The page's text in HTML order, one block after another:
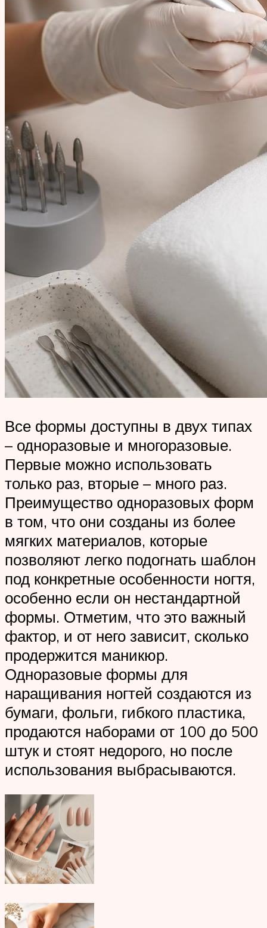
Все формы доступны в двух типах
– одноразовые и многоразовые.
Первые можно использовать
только раз, вторые – много раз.
Преимущество одноразовых форм
в том, что они созданы из более
мягких материалов, которые
позволяют легко подогнать шаблон
под конкретные особенности ногтя,
особенно если он нестандартной
формы. Отметим, что это важный
фактор, и от него зависит, сколько
продержится маникюр.
Одноразовые формы для
наращивания ногтей создаются из
бумаги, фольги, гибкого пластика,
продаются наборами от 100 до 500
штук и стоят недорого, но после
использования выбрасываются.